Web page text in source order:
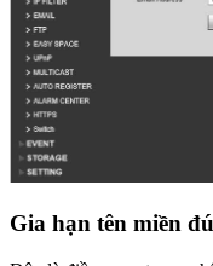
Gia hạn tên miền